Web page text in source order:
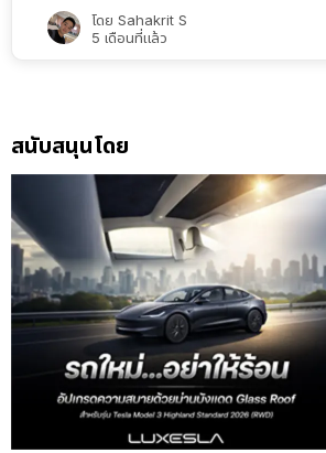
โดย Sahakrit S
5 เดือนที่แล้ว
สนับสนุนโดย